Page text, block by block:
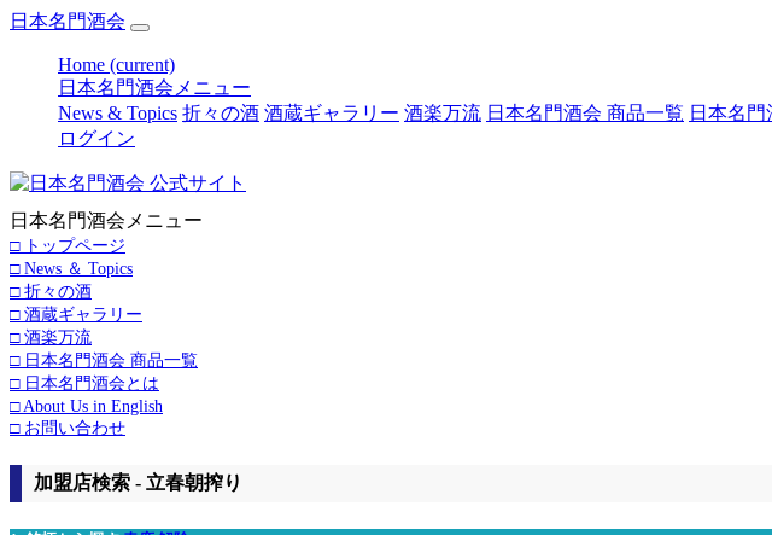
日本名門酒会
Home (current)
日本名門酒会メニュー
News & Topics 折々の酒 酒蔵ギャラリー 酒楽万流 日本名門酒会 商品一覧 日本名門
ログイン
日本名門酒会メニュー
□ トップページ
□ News ＆ Topics
□ 折々の酒
□ 酒蔵ギャラリー
□ 酒楽万流
□ 日本名門酒会 商品一覧
□ 日本名門酒会とは
□ About Us in English
□ お問い合わせ
加盟店検索 - 立春朝搾り